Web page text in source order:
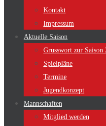
Kontakt
Impressum
Aktuelle Saison
Grusswort zur Saison
Spielpläne
Termine
Jugendkonzept
Mannschaften
Mitglied werden